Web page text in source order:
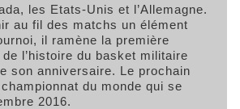
les Etats-Unis et l’Allemagne.
au fil des matchs un élément
il ramène la première
de l’histoire du basket militaire
son anniversaire. Le prochain
du monde qui se
2016.